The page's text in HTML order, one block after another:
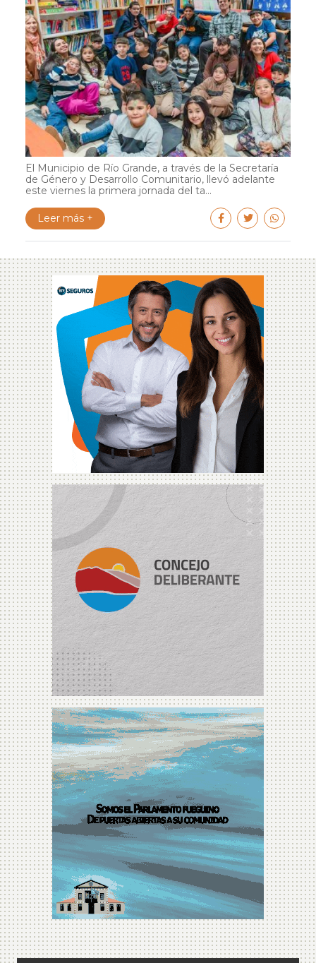
El Municipio de Río Grande, a través de la Secretaría
de Género y Desarrollo Comunitario, llevó adelante
este viernes la primera jornada del ta...
Leer más +